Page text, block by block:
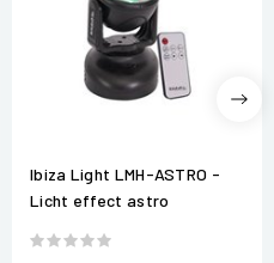
Ibiza Light LMH-ASTRO -
Licht effect astro